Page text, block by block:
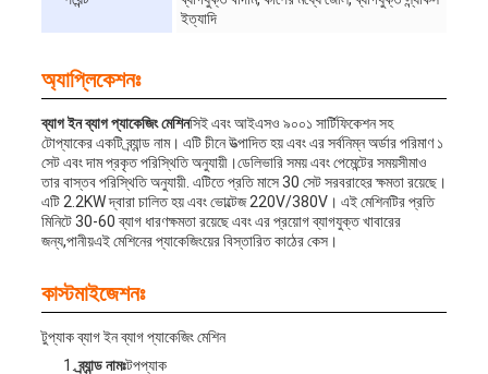
ইত্যাদি
অ্যাপ্লিকেশনঃ
ব্যাগ ইন ব্যাগ প্যাকেজিং মেশিনসিই এবং আইএসও ৯০০১ সার্টিফিকেশন সহ
টোপ্যাকের একটি ব্র্যান্ড নাম। এটি চীনে উত্পাদিত হয় এবং এর সর্বনিম্ন অর্ডার পরিমাণ ১
সেট এবং দাম প্রকৃত পরিস্থিতি অনুযায়ী।ডেলিভারি সময় এবং পেমেন্টের সময়সীমাও
তার বাস্তব পরিস্থিতি অনুযায়ী. এটিতে প্রতি মাসে 30 সেট সরবরাহের ক্ষমতা রয়েছে।
এটি 2.2KW দ্বারা চালিত হয় এবং ভোল্টেজ 220V/380V। এই মেশিনটির প্রতি
মিনিটে 30-60 ব্যাগ ধারণক্ষমতা রয়েছে এবং এর প্রয়োগ ব্যাগযুক্ত খাবারের
জন্য,পানীয়এই মেশিনের প্যাকেজিংয়ের বিস্তারিত কাঠের কেস।
কাস্টমাইজেশনঃ
টুপ্যাক ব্যাগ ইন ব্যাগ প্যাকেজিং মেশিন
ব্র্যান্ড নামঃটপপ্যাক